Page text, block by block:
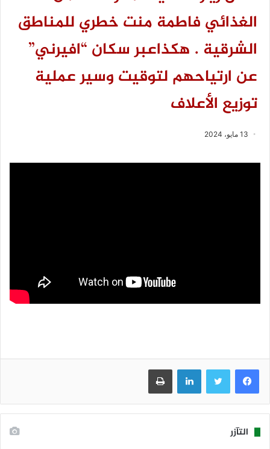
الغذائي فاطمة منت خطري للمناطق
الشرقية . هكذاعبر سكان “افيرني”
عن ارتياحهم لتوقيت وسير عملية
توزيع الأعلاف
13 مايو، 2024
فيسبوك تويتر لينكدإن طباعة
التآزر